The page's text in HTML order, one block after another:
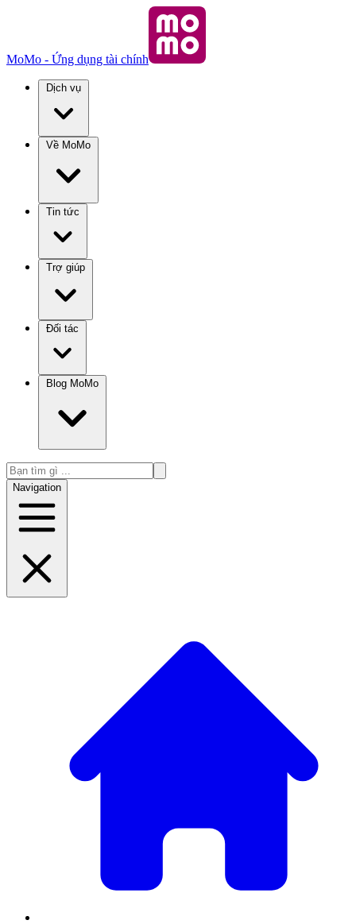
MoMo - Ứng dụng tài chính
Dịch vụ
Về MoMo
Tin tức
Trợ giúp
Đối tác
Blog MoMo
Navigation